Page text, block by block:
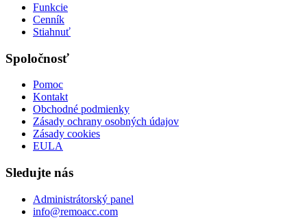
Funkcie
Cenník
Stiahnuť
Spoločnosť
Pomoc
Kontakt
Obchodné podmienky
Zásady ochrany osobných údajov
Zásady cookies
EULA
Sledujte nás
Administrátorský panel
info@remoacc.com